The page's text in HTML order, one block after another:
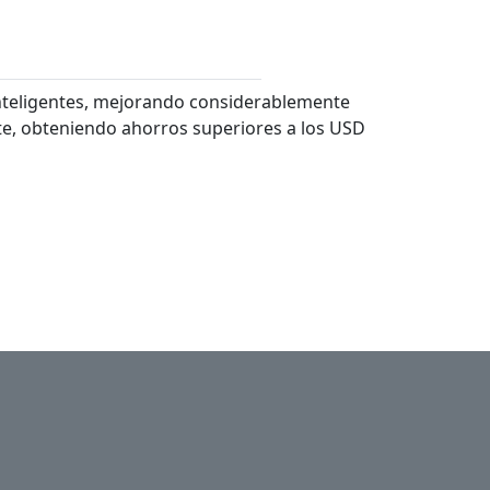
mejorando considerablemente
obteniendo ahorros superiores a los USD